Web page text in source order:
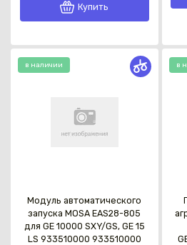
Купить
в наличии
Модуль автоматического
запуска MOSA EAS28-805
для GE 10000 SXY/GS, GE 15
LS 933510000 933510000
в